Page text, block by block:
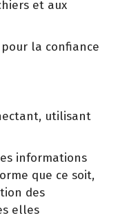
et aux
pour la confiance
utilisant
informations
que ce soit,
des
elles